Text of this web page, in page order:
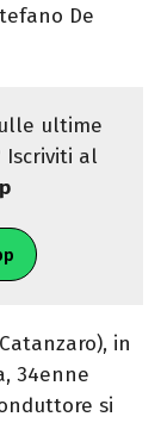
De
ultime
Iscriviti al
in
34enne
si